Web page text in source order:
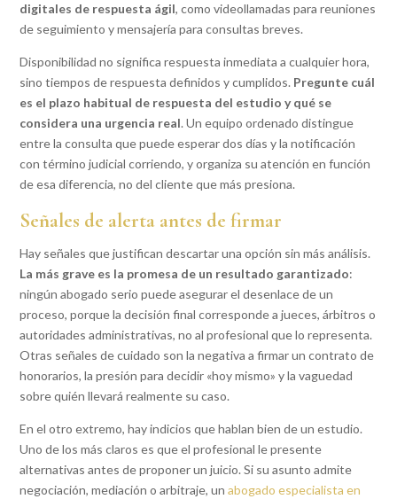
digitales de respuesta ágil, como videollamadas para reuniones
de seguimiento y mensajería para consultas breves.
Disponibilidad no significa respuesta inmediata a cualquier hora,
sino tiempos de respuesta definidos y cumplidos. Pregunte cuál
es el plazo habitual de respuesta del estudio y qué se
considera una urgencia real. Un equipo ordenado distingue
entre la consulta que puede esperar dos días y la notificación
con término judicial corriendo, y organiza su atención en función
de esa diferencia, no del cliente que más presiona.
Señales de alerta antes de firmar
Hay señales que justifican descartar una opción sin más análisis.
La más grave es la promesa de un resultado garantizado:
ningún abogado serio puede asegurar el desenlace de un
proceso, porque la decisión final corresponde a jueces, árbitros o
autoridades administrativas, no al profesional que lo representa.
Otras señales de cuidado son la negativa a firmar un contrato de
honorarios, la presión para decidir «hoy mismo» y la vaguedad
sobre quién llevará realmente su caso.
En el otro extremo, hay indicios que hablan bien de un estudio.
Uno de los más claros es que el profesional le presente
alternativas antes de proponer un juicio. Si su asunto admite
negociación, mediación o arbitraje, unabogado especialista en